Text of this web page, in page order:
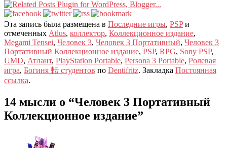
Эта запись была размещена в Последние игры, PSPи
отмеченных Atlus, коллектор, Коллекционное издание,
Megami Tensei, Человек 3, Человек 3 Портативный, Человек 3
Портативный Коллекционное издание, PSP, RPG, Sony PSP,
UMD, Атлант, PlayStation Portable, Persona 3 Portable, Ролевая
игра, Богиня 転 студентов по Dentifritz. Закладка Постоянная
ссылка.
14 мысли о “Человек 3 Портативный
Коллекционное издание”